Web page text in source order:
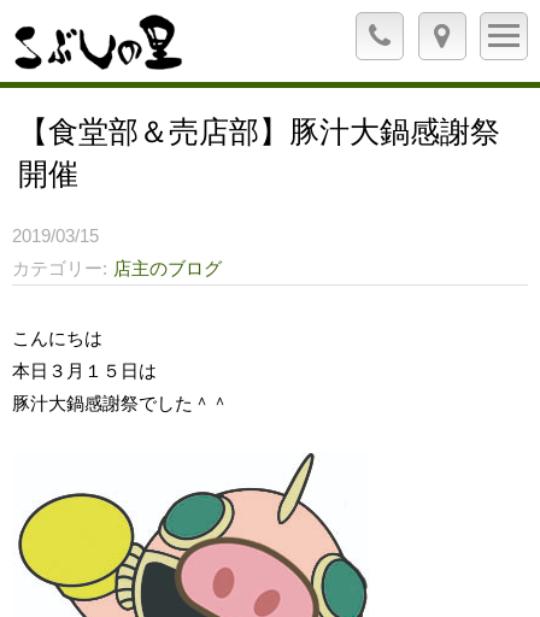
【食堂部＆売店部】豚汁大鍋感謝祭
開催
2019/03/15
カテゴリー
店主のブログ
こんにちは
本日３月１５日は
豚汁大鍋感謝祭でした＾＾